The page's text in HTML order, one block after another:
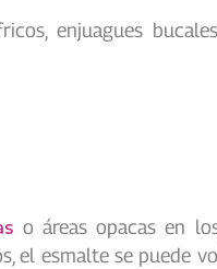
enjuagues
o áreas opacas en
el esmalte se puede